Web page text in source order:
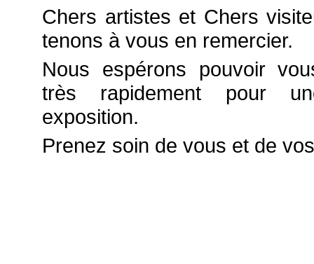
Chers artistes et Chers
tenons à vous en remercier.
Nous espérons pouvoir
très rapidement pour
exposition.
Prenez soin de vous et de